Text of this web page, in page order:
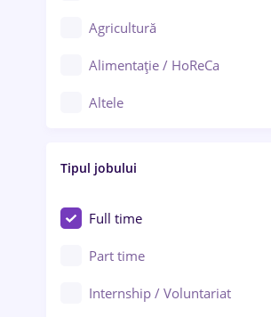
Ploiești
Arad
Baia Mare
Bârlad
Agricultură
Alimentație / HoReCa
Altele
Asigurări
Au pair / Babysitter / Curățenie
Audit / Consultanță
Auto / Echipamente
Tipul jobului
Full time
Part time
Internship / Voluntariat